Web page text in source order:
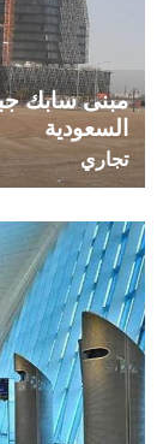
مبنى سابك
السعودية
تجاري